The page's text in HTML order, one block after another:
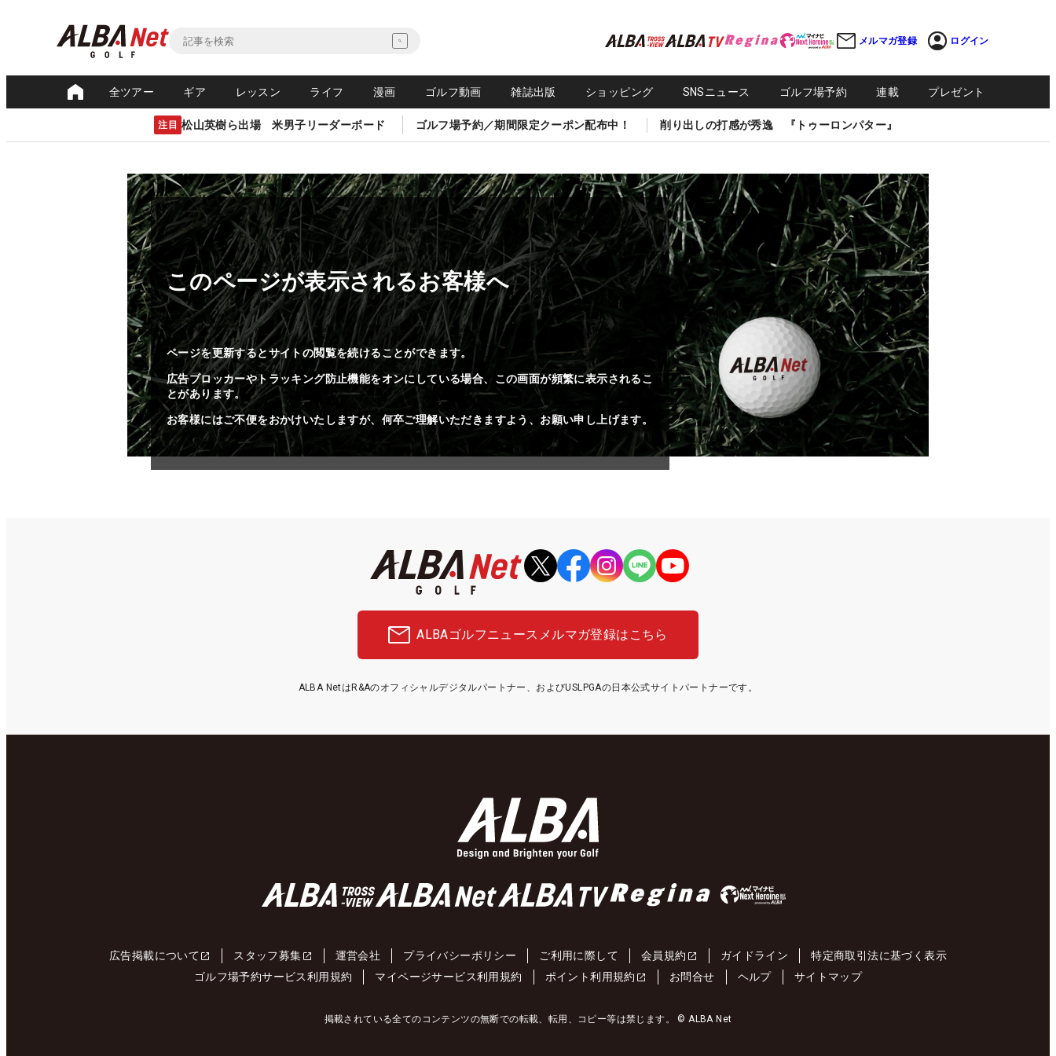
メルマガ登録 ログイン
全ツアー ギア レッスン ライフ 漫画 ゴルフ動画 雑誌出版 ショッピング SNSニュース ゴルフ場予約 連載 プレゼント
注目 松山英樹ら出場 米男子リーダーボード ゴルフ場予約／期間限定クーポン配布中！ 削り出しの打感が秀逸 『トゥーロンパター』
このページが表示されるお客様へ
ページを更新するとサイトの閲覧を続けることができます。
広告ブロッカーやトラッキング防止機能をオンにしている場合、この画面が頻繁に表示されるこ
とがあります。
お客様にはご不便をおかけいたしますが、何卒ご理解いただきますよう、お願い申し上げます。
ALBAゴルフニュース メルマガ登録はこちら
ALBA NetはR&Aのオフィシャルデジタルパートナー、およびUSLPGAの日本公式サイトパートナーです。
広告掲載について スタッフ募集 運営会社 プライバシーポリシー ご利用に際して 会員規約 ガイドライン
特定商取引法に基づく表示
ゴルフ場予約サービス利用規約
マイページサービス利用規約 ポイント利用規約 お問合せ ヘルプ サイトマップ
掲載されている全てのコンテンツの無断での転載、転用、コピー等は禁じます。 © ALBA Net